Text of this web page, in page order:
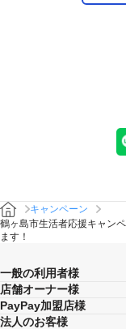
キャンペーン
鶴ヶ島市生活者応援キャン
ます！
一般の利用者様
店舗オーナー様
PayPay加盟店様
法人のお客様